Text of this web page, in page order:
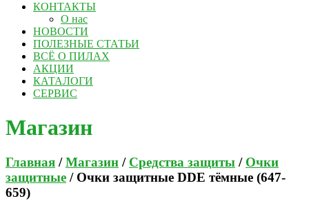
КОНТАКТЫ
О нас
НОВОСТИ
ПОЛЕЗНЫЕ СТАТЬИ
ВСЁ О ПИЛАХ
АКЦИИ
КАТАЛОГИ
СЕРВИС
Магазин
Главная /Магазин / Средства защиты / Очки
защитные / Очки защитные DDE тёмные (647-
659)